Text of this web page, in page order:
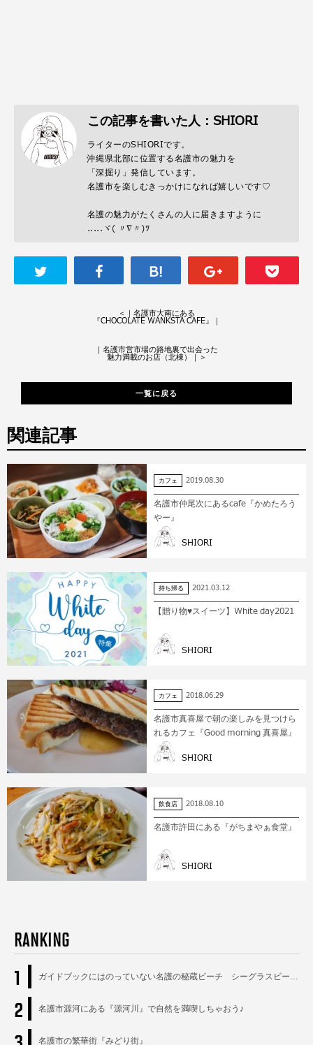
この記事を書いた人：SHIORI
ライターのSHIORIです。
沖縄県北部に位置する名護市の魅力を
「深掘り」発信しています。
名護市を楽しむきっかけになれば嬉しいです♡
名護の魅力がたくさんの人に届きますように
.....ヾ( 〃∇〃)ﾂ
＜
｜名護市大南にある
『CHOCOLATE WANKSTA CAFE』｜
｜名護市営市場の路地裏で出会った
魅力満載のお店（北棟）｜
＞
一覧に戻る
関連記事
カフェ 2019.08.30
名護市仲尾次にあるcafe『かめたろう
やー』
SHIORI
持ち帰る 2021.03.12
【贈り物♥スイーツ】White day2021
SHIORI
カフェ 2018.06.29
名護市真喜屋で朝の楽しみを見つけら
れるカフェ『Good morning 真喜屋』
SHIORI
飲食店 2018.08.10
名護市許田にある『がちまやぁ食堂』
SHIORI
RANKING
1 ガイドブックにはのっていない名護の秘蔵ビーチ シーグラスビー…
2 名護市源河にある『源河川』で自然を満喫しちゃおう♪
名護市の繁華街『みどり街』